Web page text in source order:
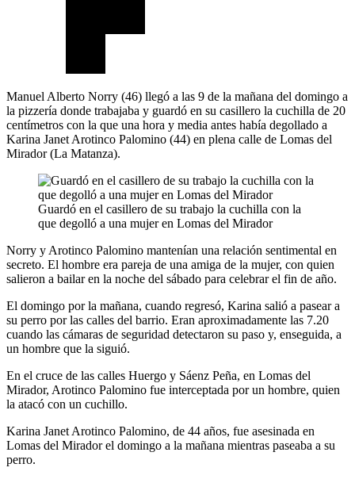
Manuel Alberto Norry (46) llegó a las 9 de la mañana del domingo a
la pizzería donde trabajaba y guardó en su casillero la cuchilla de 20
centímetros con la que una hora y media antes había degollado a
Karina Janet Arotinco Palomino (44) en plena calle de Lomas del
Mirador (La Matanza).
Guardó en el casillero de su trabajo la cuchilla con la
que degolló a una mujer en Lomas del Mirador
Norry y Arotinco Palomino mantenían una relación sentimental en
secreto. El hombre era pareja de una amiga de la mujer, con quien
salieron a bailar en la noche del sábado para celebrar el fin de año.
El domingo por la mañana, cuando regresó, Karina salió a pasear a
su perro por las calles del barrio. Eran aproximadamente las 7.20
cuando las cámaras de seguridad detectaron su paso y, enseguida, a
un hombre que la siguió.
En el cruce de las calles Huergo y Sáenz Peña, en Lomas del
Mirador, Arotinco Palomino fue interceptada por un hombre, quien
la atacó con un cuchillo.
Karina Janet Arotinco Palomino, de 44 años, fue asesinada en
Lomas del Mirador el domingo a la mañana mientras paseaba a su
perro.